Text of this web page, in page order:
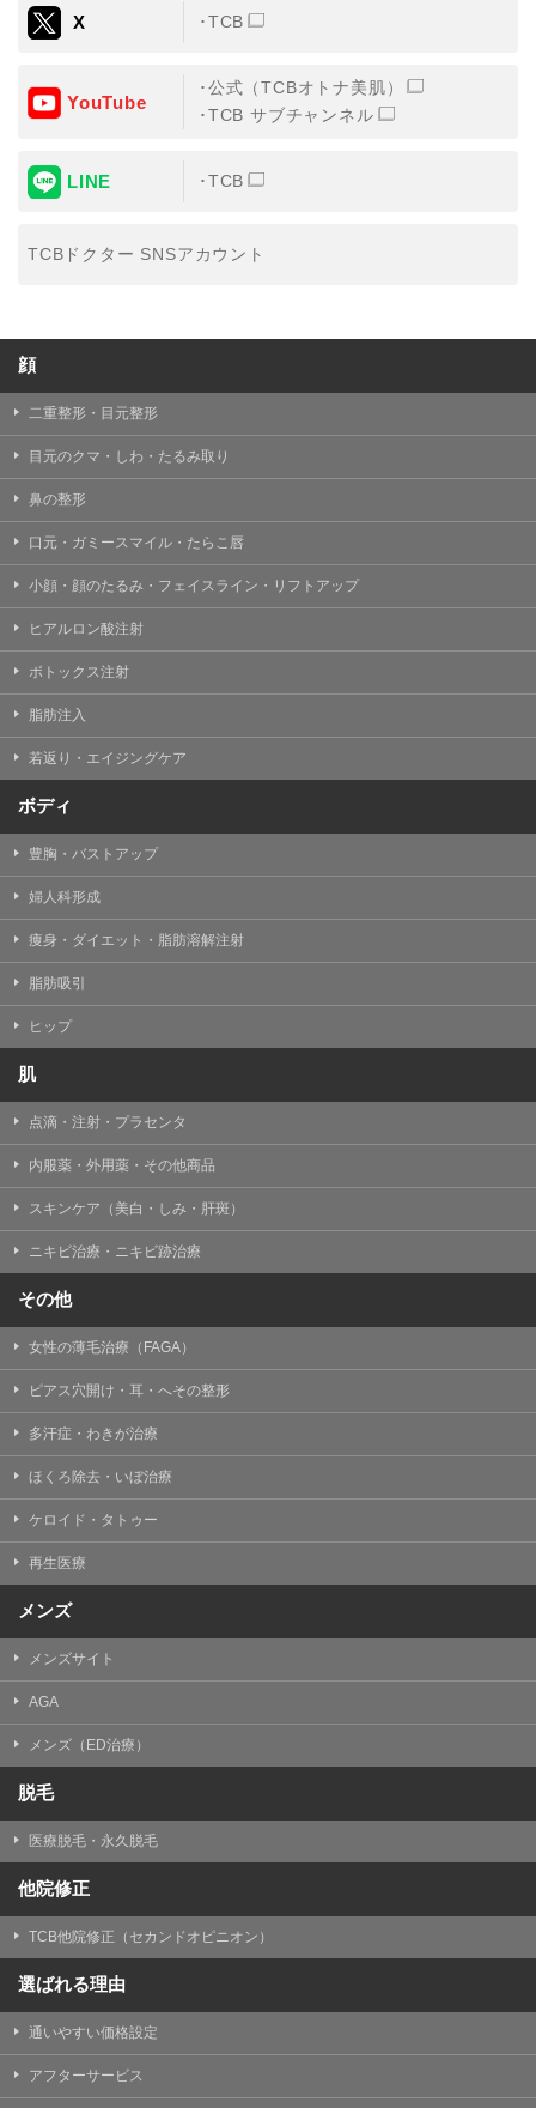
X TCB
YouTube
公式（TCBオトナ美肌）
TCB サブチャンネル
LINE TCB
TCBドクター SNSアカウント
顔
二重整形・目元整形
目元のクマ・しわ・たるみ取り
鼻の整形
口元・ガミースマイル・たらこ唇
小顔・顔のたるみ・フェイスライン・リフトアップ
ヒアルロン酸注射
ボトックス注射
脂肪注入
若返り・エイジングケア
ボディ
豊胸・バストアップ
婦人科形成
痩身・ダイエット・脂肪溶解注射
脂肪吸引
ヒップ
肌
点滴・注射・プラセンタ
内服薬・外用薬・その他商品
スキンケア（美白・しみ・肝斑）
ニキビ治療・ニキビ跡治療
その他
女性の薄毛治療（FAGA）
ピアス穴開け・耳・へその整形
多汗症・わきが治療
ほくろ除去・いぼ治療
ケロイド・タトゥー
再生医療
メンズ
メンズサイト
AGA
メンズ（ED治療）
脱毛
医療脱毛・永久脱毛
他院修正
TCB他院修正（セカンドオピニオン）
選ばれる理由
通いやすい価格設定
アフターサービス